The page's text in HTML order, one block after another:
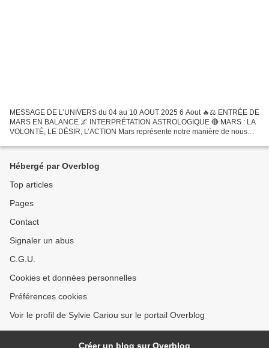
MESSAGE DE L’UNIVERS du 04 au 10 AOUT 2025 6 Aout 🔥⚖️ ENTRÉE DE
MARS EN BALANCE 🌌 INTERPRÉTATION ASTROLOGIQUE 🔴 MARS : LA
VOLONTÉ, LE DÉSIR, L’ACTION Mars représente notre manière de nous
Hébergé par Overblog
Top articles
Pages
Contact
Signaler un abus
C.G.U.
Cookies et données personnelles
Préférences cookies
Voir le profil de Sylvie Cariou sur le portail Overblog
Créer un blog sur Overblog